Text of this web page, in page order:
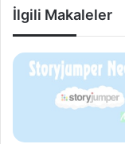
İlgili Makaleler